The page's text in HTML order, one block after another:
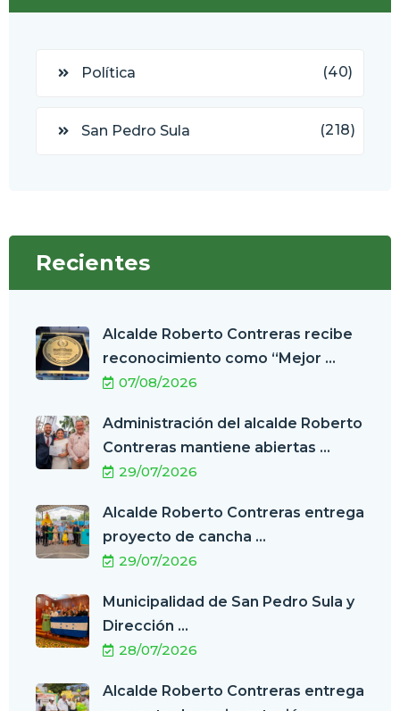
Política (40)
San Pedro Sula (218)
Recientes
Alcalde Roberto Contreras recibe
reconocimiento como “Mejor ...
07/08/2026
Administración del alcalde Roberto
Contreras mantiene abiertas ...
29/07/2026
Alcalde Roberto Contreras entrega
proyecto de cancha ...
29/07/2026
Municipalidad de San Pedro Sula y
Dirección ...
28/07/2026
Alcalde Roberto Contreras entrega